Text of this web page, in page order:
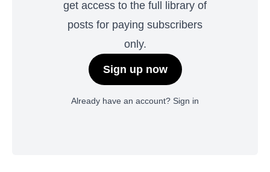
get access to the full library of
posts for paying subscribers
only.
Sign up now
Already have an account? Sign in